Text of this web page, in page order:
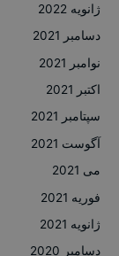
ژانویه 2022
دسامبر 2021
نوامبر 2021
اکتبر 2021
سپتامبر 2021
آگوست 2021
می 2021
فوریه 2021
ژانویه 2021
دسامبر 2020